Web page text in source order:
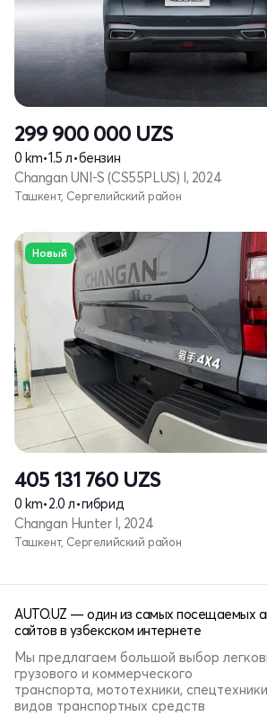
299 900 000 UZS
0 km•1.5 л•бензин
Changan UNI-S (CS55PLUS) I, 2024
Ташкент, Сергелийский район
Новый
405 131 760 UZS
0 km•2.0 л•гибрид
Changan Hunter I, 2024
Ташкент, Сергелийский район
AUTO.UZ — один из самых посещаемых
сайтов в узбекском интернете
Мы предлагаем большой выбор
грузового и коммерческого
транспорта, мототехники,
видов транспортных средств